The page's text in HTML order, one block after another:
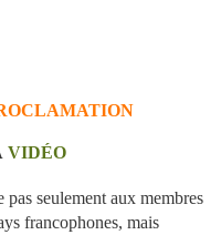
VIDÉO
seulement aux membres
francophones, mais